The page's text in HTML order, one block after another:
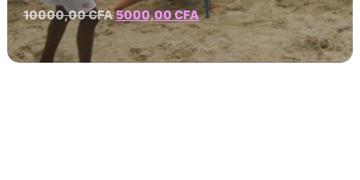
10000,00CFA5000,00CFA